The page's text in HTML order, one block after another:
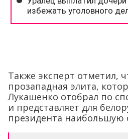
Также эксперт отметил,
прозападная элита,
Лукашенко отобрал по
и представляет для
президента наибольшую